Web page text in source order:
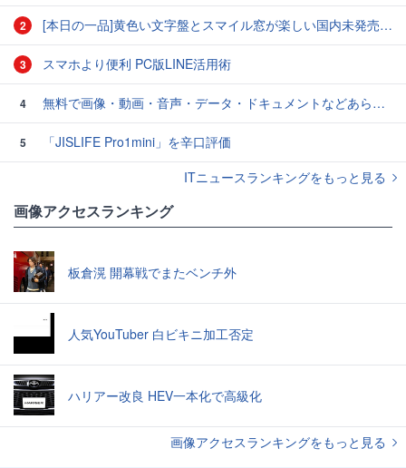
2 [本日の一品]黄色い文字盤とスマイル窓が楽しい国内未発売のCASIO「AMW-880D」
3 スマホより便利 PC版LINE活用術
4 無料で画像・動画・音声・データ・ドキュメントなどあらゆるファイルを自分のローカルPC内で変換できるオープンソースのセルフホスト型ファイルコンバーター「Transmute」、ファイルサイズ制限や透かしの追加など一切なしでユーザー作成も可能
5
「JISLIFE Pro1mini」を辛口評価
ITニュースランキングをもっと見る
画像アクセスランキング
板倉滉 開幕戦でまたベンチ外
人気YouTuber 白ビキニ加工否定
ハリアー改良 HEV一本化で高級化
画像アクセスランキングをもっと見る